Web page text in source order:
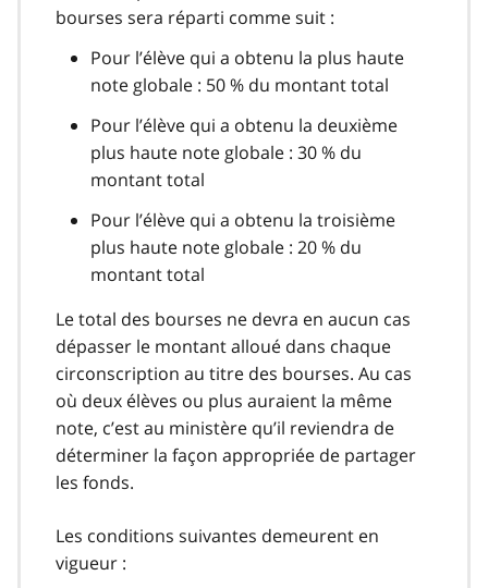
bourses sera réparti comme suit :
Pour l’élève qui a obtenu la plus haute
note globale : 50 % du montant total
Pour l’élève qui a obtenu la deuxième
plus haute note globale : 30 % du
montant total
Pour l’élève qui a obtenu la troisième
plus haute note globale : 20 % du
montant total
Le total des bourses ne devra en aucun cas
dépasser le montant alloué dans chaque
circonscription au titre des bourses. Au cas
où deux élèves ou plus auraient la même
note, c’est au ministère qu’il reviendra de
déterminer la façon appropriée de partager
les fonds.
Les conditions suivantes demeurent en
vigueur :